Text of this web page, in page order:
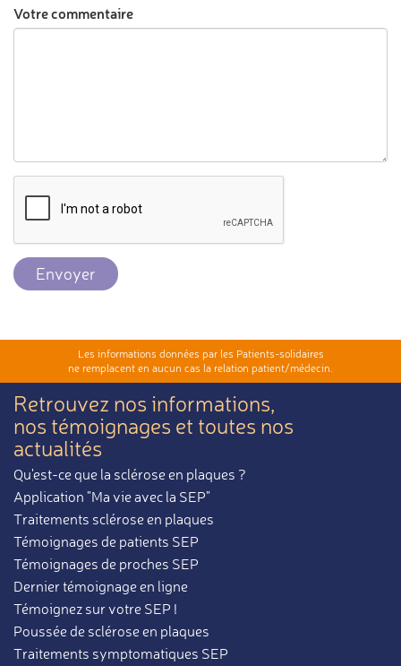
Votre commentaire
Envoyer
Les informations données par les Patients-solidaires
ne remplacent en aucun cas la relation patient/médecin.
Retrouvez nos informations,
nos témoignages et toutes nos
actualités
Qu'est-ce que la sclérose en plaques ?
Application "Ma vie avec la SEP"
Traitements sclérose en plaques
Témoignages de patients SEP
Témoignages de proches SEP
Dernier témoignage en ligne
Témoignez sur votre SEP !
Poussée de sclérose en plaques
Traitements symptomatiques SEP